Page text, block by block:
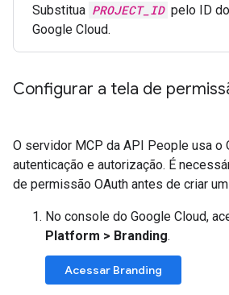
Substitua PROJECT_ID pelo ID
Google Cloud.
Configurar a tela de
O servidor MCP da API People usa o
autenticação e autorização. É
de permissão OAuth antes de criar
No console do Google Cloud,
Platform > Branding.
Acessar Branding